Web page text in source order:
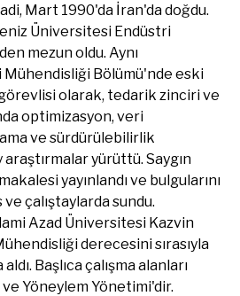
Mart 1990'da İran'da doğdu.
Üniversitesi Endüstri
mezun oldu. Aynı
Bölümü'nde eski
olarak, tedarik zinciri ve
optimizasyon, veri
ve sürdürülebilirlik
yürüttü. Saygın
yayınlandı ve bulgularını
çalıştaylarda sundu.
Azad Üniversitesi Kazvin
derecesini sırasıyla
Başlıca çalışma alanları
Yöneylem Yönetimi'dir.